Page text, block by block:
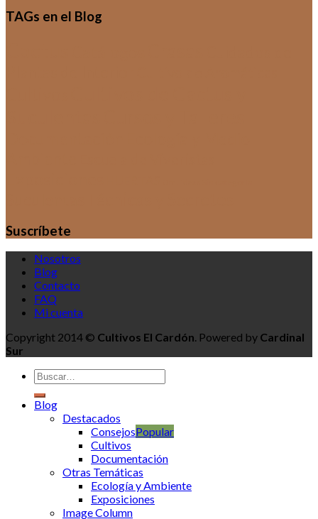
TAGs en el Blog
Suscríbete
Nosotros
Blog
Contacto
FAQ
Mi cuenta
Copyright 2014 © Cultivos El Cardón. Powered by Cardinal
Sur
Blog
Destacados
Consejos
Cultivos
Documentación
Otras Temáticas
Ecología y Ambiente
Exposiciones
Image Column